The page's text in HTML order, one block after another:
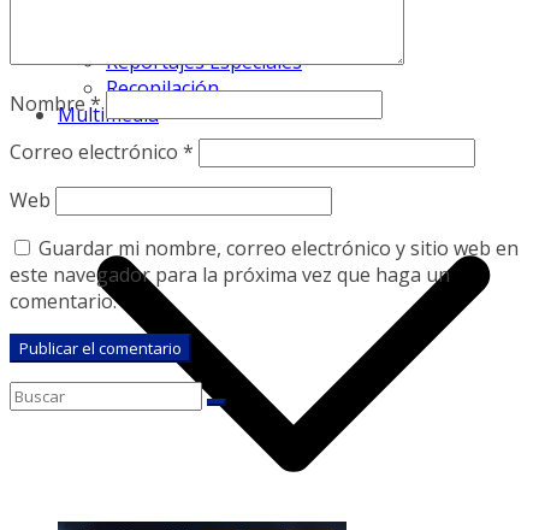
Reportajes Especiales
Recopilación
Multimedia
Nombre*
Correo electrónico *
Web
Guardar mi nombre, correo electrónico y sitio web en
este navegador para la próxima vez que haga un
comentario.